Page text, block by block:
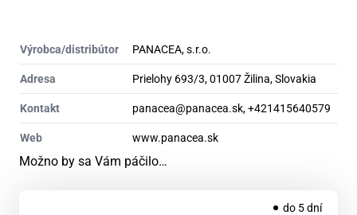
Výrobca/distribútor PANACEA, s.r.o.
Adresa Prielohy 693/3, 01007 Žilina, Slovakia
Kontakt panacea@panacea.sk, +421415640579
Web www.panacea.sk
Možno by sa Vám páčilo…
do 5 dní